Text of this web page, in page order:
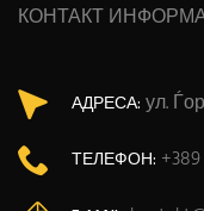
КОНТАКТ
АДРЕСА: ул.
ТЕЛЕФОН: